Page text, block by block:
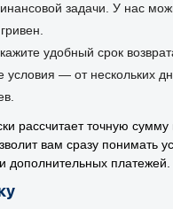
задачи. У нас
удобный срок
условия — от нескольких
рассчитает точную сумму
вам сразу понимать
дополнительных платежей.